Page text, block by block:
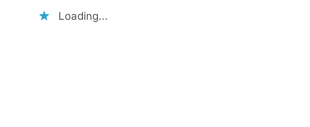
Loading...